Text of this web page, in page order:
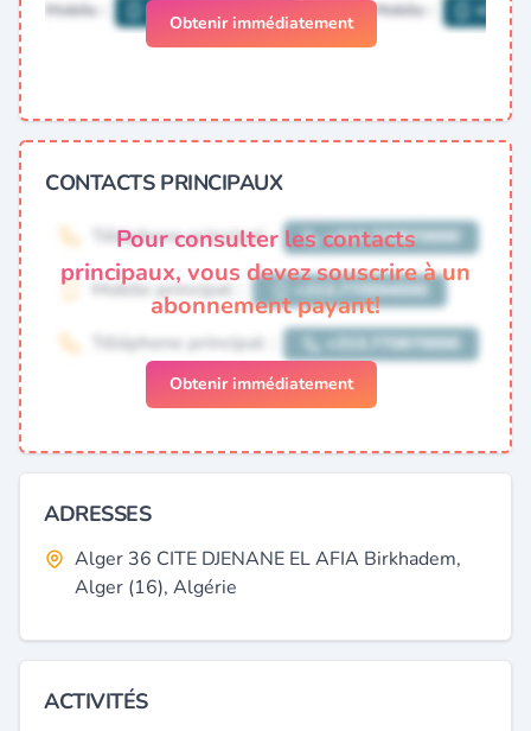
Obtenir immédiatement
CONTACTS PRINCIPAUX
Pour consulter les contacts
principaux, vous devez souscrire à un
abonnement payant!
Obtenir immédiatement
ADRESSES
Alger 36 CITE DJENANE EL AFIA Birkhadem,
Alger (16), Algérie
ACTIVITÉS